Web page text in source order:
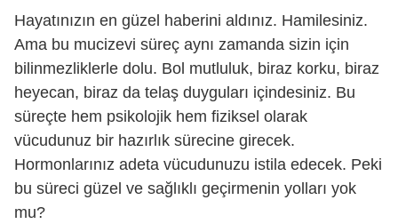
Hayatınızın en güzel haberini aldınız. Hamilesiniz.
Ama bu mucizevi süreç aynı zamanda sizin için
bilinmezliklerle dolu. Bol mutluluk, biraz korku, biraz
heyecan, biraz da telaş duyguları içindesiniz. Bu
süreçte hem psikolojik hem fiziksel olarak
vücudunuz bir hazırlık sürecine girecek.
Hormonlarınız adeta vücudunuzu istila edecek. Peki
bu süreci güzel ve sağlıklı geçirmenin yolları yok
mu?